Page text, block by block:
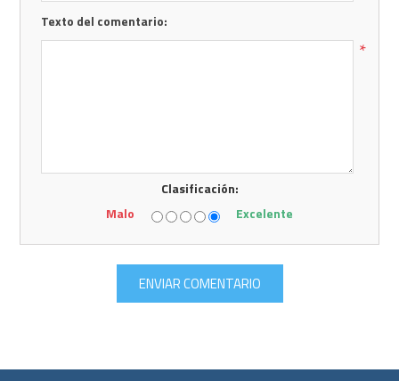
Texto del comentario:
*
Clasificación:
Malo
Excelente